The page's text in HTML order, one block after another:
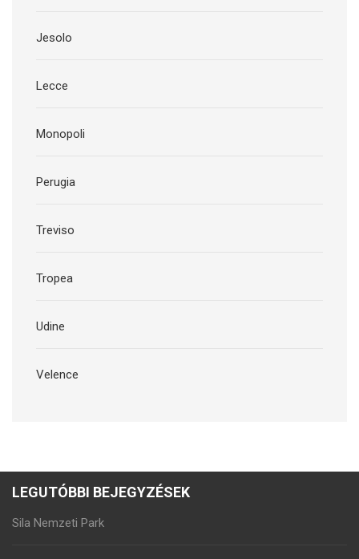
Jesolo
Lecce
Monopoli
Perugia
Treviso
Tropea
Udine
Velence
LEGUTÓBBI BEJEGYZÉSEK
Sila Nemzeti Park